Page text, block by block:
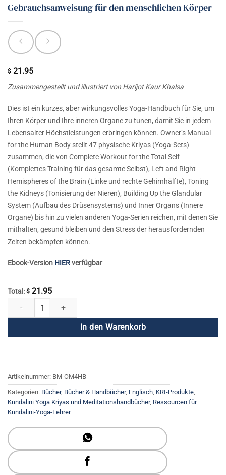
Gebrauchsanweisung für den menschlichen Körper
$ 21.95
Zusammengestellt und illustriert von Harijot Kaur Khalsa
Dies ist ein kurzes, aber wirkungsvolles Yoga-Handbuch für Sie, um
Ihren Körper und Ihre inneren Organe zu tunen, damit Sie in jedem
Lebensalter Höchstleistungen erbringen können. Owner’s Manual
for the Human Body stellt 47 physische Kriyas (Yoga-Sets)
zusammen, die von Complete Workout for the Total Self
(Komplettes Training für das gesamte Selbst), Left and Right
Hemispheres of the Brain (Linke und rechte Gehirnhälfte), Toning
the Kidneys (Tonisierung der Nieren), Building Up the Glandular
System (Aufbau des Drüsensystems) und Inner Organs (Innere
Organe) bis hin zu vielen anderen Yoga-Serien reichen, mit denen Sie
mithalten, gesund bleiben und den Stress der herausfordernden
Zeiten bekämpfen können.
Ebook-Version HIERverfügbar
Total: $ 21.95
Gebrauchsanweisung für den menschlichen Körper Menge
In den Warenkorb
Artikelnummer: BM-OM4HB
Kategorien: Bücher, Bücher & Handbücher, Englisch, KRI-Produkte,
Kundalini Yoga Kriyas und Meditationshandbücher, Ressourcen für
Kundalini-Yoga-Lehrer